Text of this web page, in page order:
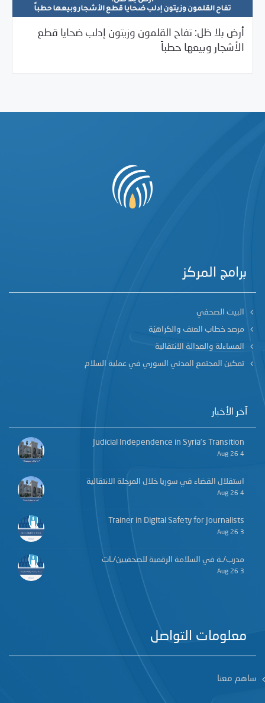
أرض بلا ظل: تفاح القلمون وزيتون إدلب ضحايا قطع
الأشجار وبيعها حطباً
02/05/2026
Uncategorized
/تحقيقات استقصائية
برامج المركز
البيت الصحفي
مرصد خطاب العنف والكراهيّة
المساءلة والعدالة الانتقالية
تمكين المجتمع المدني السوري في عملية السلام
آخر الأخبار
Judicial Independence in Syria’s Transition
4 Aug 26
استقلال القضاء في سوريا خلال المرحلة الانتقالية
4 Aug 26
Trainer in Digital Safety for Journalists
3 Aug 26
مدرب/ـة في السلامة الرقمية للصحفيين/ـات
3 Aug 26
معلومات التواصل
ساهم معنا